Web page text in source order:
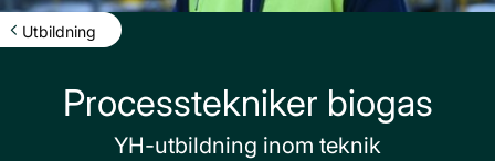
Utbildning
Processtekniker biogas
YH-utbildning inom teknik